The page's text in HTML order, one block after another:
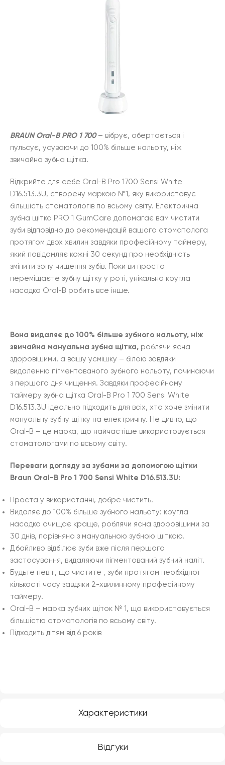
Характеристики
Відгуки
BRAUN Oral-B PRO 1 700 – вібрує, обертається і
пульсує, усуваючи до 100% більше нальоту, ніж
звичайна зубна щітка.
Відкрийте для себе Oral-B Pro 1700 Sensi White
D16.513.3U, створену маркою №1, яку використовує
більшість стоматологів по всьому світу. Електрична
зубна щітка PRO 1 GumCare допомагає вам чистити
зуби відповідно до рекомендацій вашого стоматолога
протягом двох хвилин завдяки професійному таймеру,
який повідомляє кожні 30 секунд про необхідність
змінити зону чищення зубів. Поки ви просто
переміщаєте зубну щітку у роті, унікальна кругла
насадка Oral-B робить все інше.
Вона видаляє до 100% більше зубного нальоту, ніж
звичайна мануальна зубна щітка, роблячи ясна
здоровішими, а вашу усмішку – білою завдяки
видаленню пігментованого зубного нальоту, починаючи
з першого дня чищення. Завдяки професійному
таймеру зубна щітка Oral-B Pro 1 700 Sensi White
D16.513.3U ідеально підходить для всіх, хто хоче змінити
мануальну зубну щітку на електричну. Не дивно, що
Oral-B – це марка, що найчастіше використовується
стоматологами по всьому світу.
Переваги догляду за зубами за допомогою щітки
Braun Oral-B Pro 1 700 Sensi White D16.513.3U:
Проста у використанні, добре чистить.
Видаляє до 100% більше зубного нальоту: кругла
насадка очищає краще, роблячи ясна здоровішими за
30 днів, порівняно з мануальною зубною щіткою.
Дбайливо відбілює зуби вже після першого
застосування, видаляючи пігментований зубний наліт.
Будьте певні, що чистите , зуби протягом необхідної
кількості часу завдяки 2-хвилинному професійному
таймеру.
Oral-B – марка зубних щіток № 1, що використовується
більшістю стоматологів по всьому світу.
Підходить дітям від 6 років